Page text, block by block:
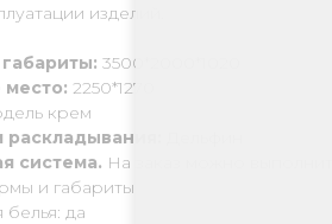
изделий.
3500*2000*1020
место: 2250*1270
крем
система. На заказ можно
и габариты
да